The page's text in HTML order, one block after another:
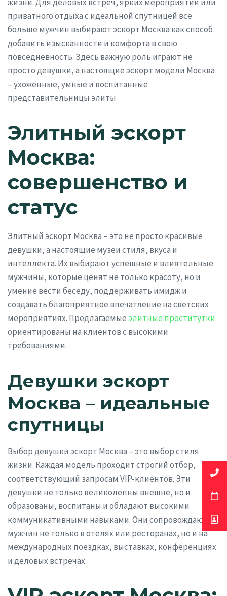
приватного отдыха с идеальной спутницей всё
больше мужчин выбирают эскорт Москва как способ
добавить изысканности и комфорта в свою
повседневность. Здесь важную роль играют не
просто девушки, а настоящие эскорт модели Москва
– ухоженные, умные и воспитанные
представительницы элиты.
Элитный эскорт
Москва:
совершенство и
статус
Элитный эскорт Москва – это не просто красивые
девушки, а настоящие музеи стиля, вкуса и
интеллекта. Их выбирают успешные и влиятельные
мужчины, которые ценят не только красоту, но и
умение вести беседу, поддерживать имидж и
создавать благоприятное впечатление на светских
мероприятиях. Предлагаемыеэлитные проститутки
ориентированы на клиентов с высокими
требованиями.
Девушки эскорт
Москва – идеальные
спутницы
Выбор девушки эскорт Москва – это выбор стиля
жизни. Каждая модель проходит строгий отбор,
соответствующий запросам VIP-клиентов. Эти
девушки не только великолепны внешне, но и
образованы, воспитаны и обладают высокими
коммуникативными навыками. Они сопровождают
мужчин не только в отелях или ресторанах, но и на
международных поездках, выставках, конференциях
и деловых встречах.